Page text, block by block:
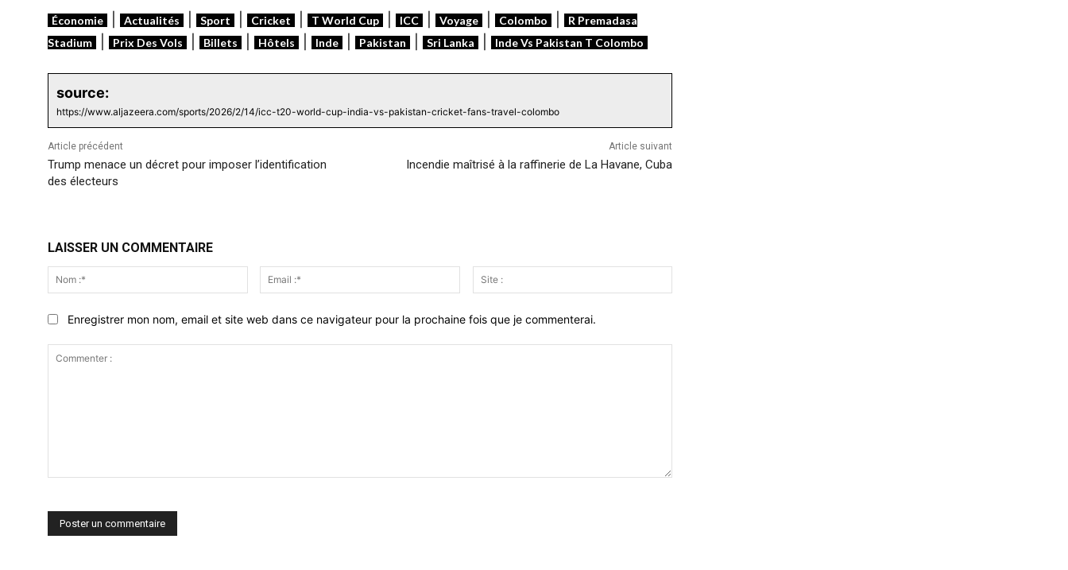
Économie Actualités Sport Cricket T World Cup ICC Voyage Colombo
R Premadasa
Stadium
Prix Des Vols Billets Hôtels Inde Pakistan Sri Lanka Inde Vs Pakistan T Colombo
source:
https://www.aljazeera.com/sports/2026/2/14/icc-t20-world-cup-india-vs-pakistan-cricket-fans-travel-colombo
Article précédent
Trump menace un décret pour imposer l’identification
des électeurs
Article suivant
Incendie maîtrisé à la raffinerie de La Havane, Cuba
LAISSER UN COMMENTAIRE
Nom
:*
Email
:*
:
Enregistrer mon nom, email et site web dans ce navigateur pour la prochaine fois que je commenterai.